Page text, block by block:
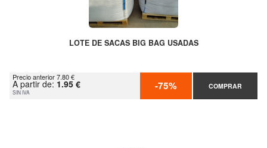
LOTE DE SACAS BIG BAG USADAS
Precio anterior 7.80 €
A partir de: 1.95 €
SIN IVA -75% COMPRAR